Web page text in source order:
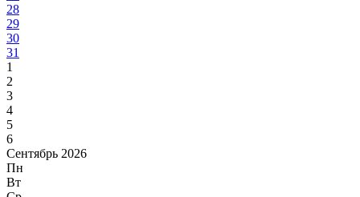
28
29
30
31
1
2
3
4
5
6
Сентябрь 2026
Пн
Вт